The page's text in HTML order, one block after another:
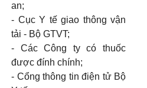
an;
- Cục Y tế giao thông vận
tải - Bộ GTVT;
- Các Công ty có thuốc
được đính chính;
- Cổng thông tin điện tử Bộ